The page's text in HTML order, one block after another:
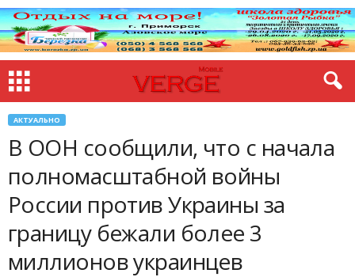
АКТУАЛЬНО
В ООН сообщили, что с начала
полномасштабной войны
России против Украины за
границу бежали более 3
миллионов украинцев